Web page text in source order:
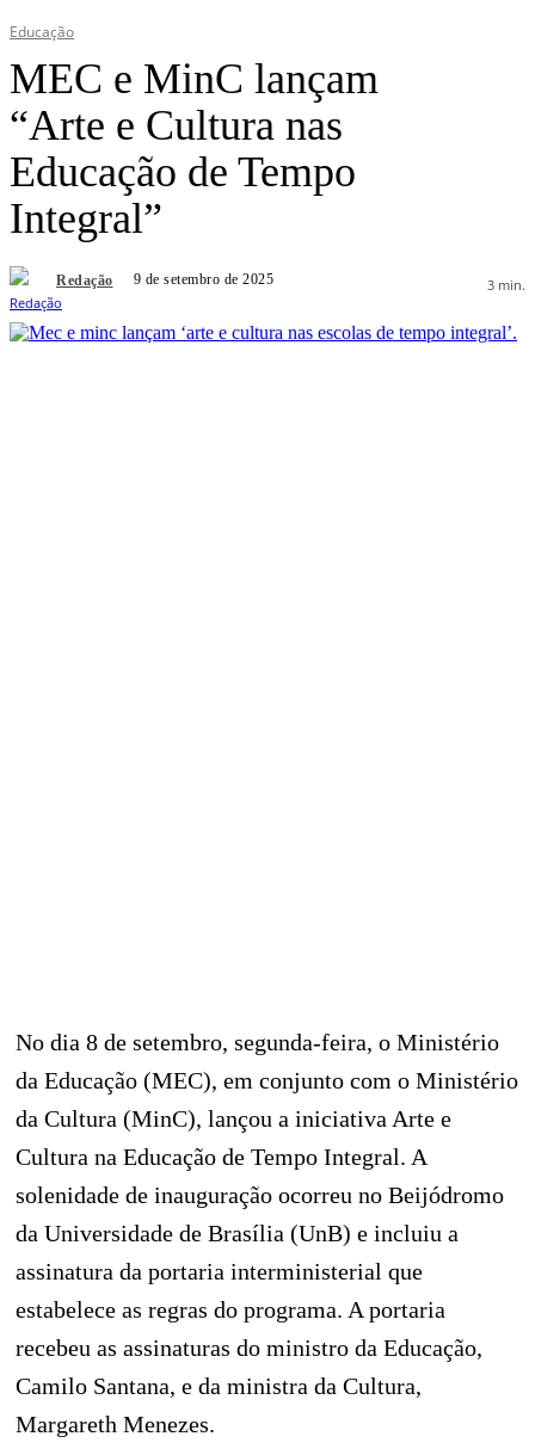
Educação
MEC e MinC lançam
“Arte e Cultura nas
Educação de Tempo
Integral”
Redação 9 de setembro de 2025 3 min.
No dia 8 de setembro, segunda-feira, o Ministério
da Educação (MEC), em conjunto com o Ministério
da Cultura (MinC), lançou a iniciativa Arte e
Cultura na Educação de Tempo Integral. A
solenidade de inauguração ocorreu no Beijódromo
da Universidade de Brasília (UnB) e incluiu a
assinatura da portaria interministerial que
estabelece as regras do programa. A portaria
recebeu as assinaturas do ministro da Educação,
Camilo Santana, e da ministra da Cultura,
Margareth Menezes.